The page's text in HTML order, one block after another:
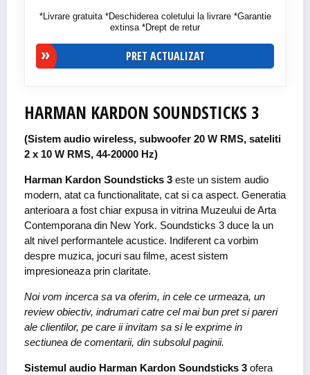
*Livrare gratuita *Deschiderea coletului la livrare *Garantie
extinsa *Drept de retur
PRET ACTUALIZAT
HARMAN KARDON SOUNDSTICKS 3
(Sistem audio wireless, subwoofer 20 W RMS, sateliti
2 x 10 W RMS, 44-20000 Hz)
Harman Kardon Soundsticks 3 este un sistem audio
modern, atat ca functionalitate, cat si ca aspect. Generatia
anterioara a fost chiar expusa in vitrina Muzeului de Arta
Contemporana din New York. Soundsticks 3 duce la un
alt nivel performantele acustice. Indiferent ca vorbim
despre muzica, jocuri sau filme, acest sistem
impresioneaza prin claritate.
Noi vom incerca sa va oferim, in cele ce urmeaza, un
review obiectiv, indrumari catre cel mai bun pret si pareri
ale clientilor, pe care ii invitam sa si le exprime in
sectiunea de comentarii, din subsolul paginii.
Sistemul audio Harman Kardon Soundsticks 3 ofera